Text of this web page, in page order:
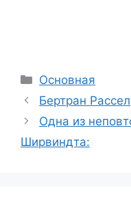
Рубрики
Основная
Бертран
Одна из
Ширвиндта: